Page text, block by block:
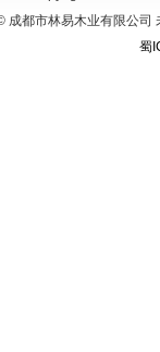
成都市林易木业有限公司
蜀